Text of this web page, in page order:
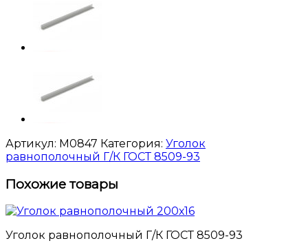
Артикул: M0847 Категория: Уголок
равнополочный Г/К ГОСТ 8509-93
Похожие товары
Уголок равнополочный Г/К ГОСТ 8509-93